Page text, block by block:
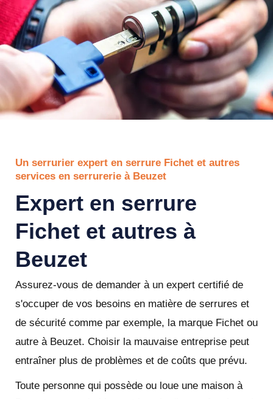
Un serrurier expert en serrure Fichet et autres
services en serrurerie à Beuzet
Expert en serrure
Fichet et autres à
Beuzet
Assurez-vous de demander à un expert certifié de
s'occuper de vos besoins en matière de serrures et
de sécurité comme par exemple, la marque Fichet ou
autre à Beuzet. Choisir la mauvaise entreprise peut
entraîner plus de problèmes et de coûts que prévu.
Toute personne qui possède ou loue une maison à